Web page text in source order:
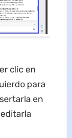
clic en
para
en